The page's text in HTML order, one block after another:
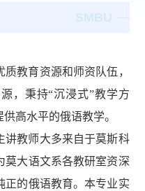
教育资源和师资队伍，
，秉持“沉浸式”教学方
高水平的俄语教学。
讲教师大多来自于莫斯科
莫大语文系各教研室资深
正的俄语教育。本专业实